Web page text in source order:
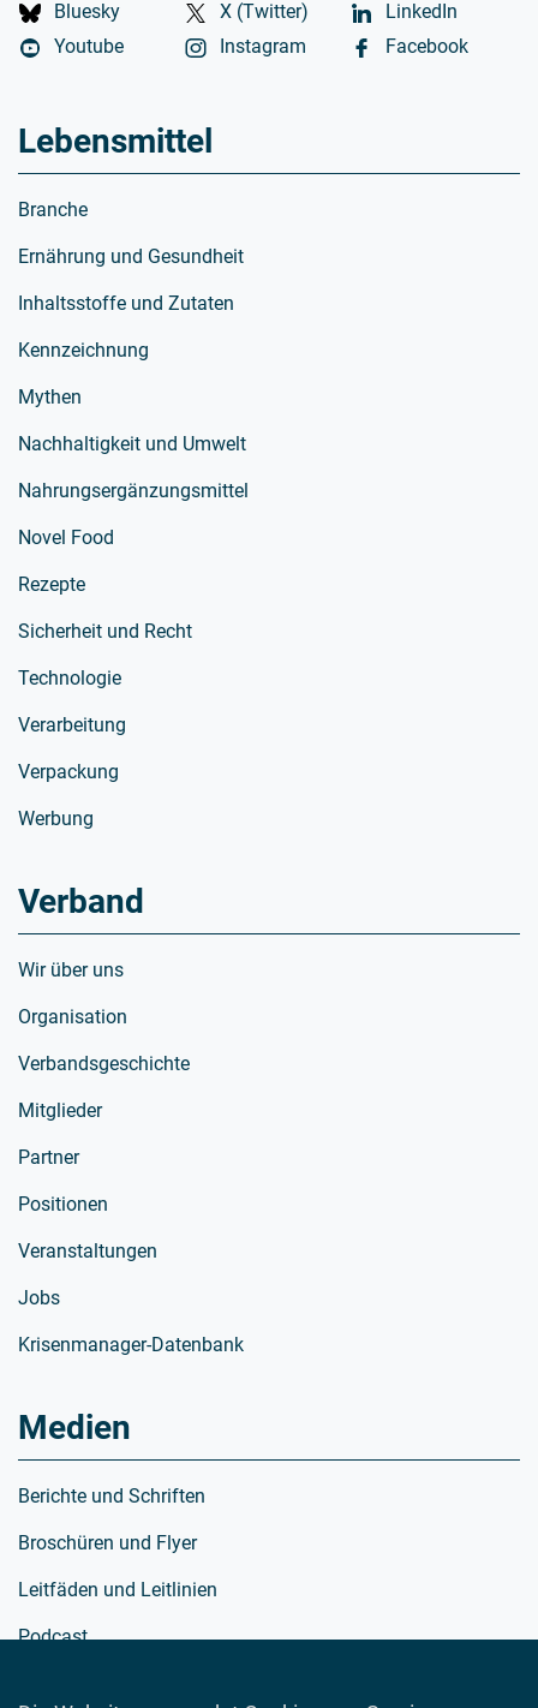
Bluesky X (Twitter)
LinkedIn
Youtube
Instagram Facebook
Lebensmittel
Branche
Ernährung und Gesundheit
Inhaltsstoffe und Zutaten
Kennzeichnung
Mythen
Nachhaltigkeit und Umwelt
Nahrungsergänzungsmittel
Novel Food
Rezepte
Sicherheit und Recht
Technologie
Verarbeitung
Verpackung
Werbung
Verband
Wir über uns
Organisation
Verbandsgeschichte
Mitglieder
Partner
Positionen
Veranstaltungen
Jobs
Krisenmanager-Datenbank
Medien
Berichte und Schriften
Broschüren und Flyer
Leitfäden und Leitlinien
Podcast